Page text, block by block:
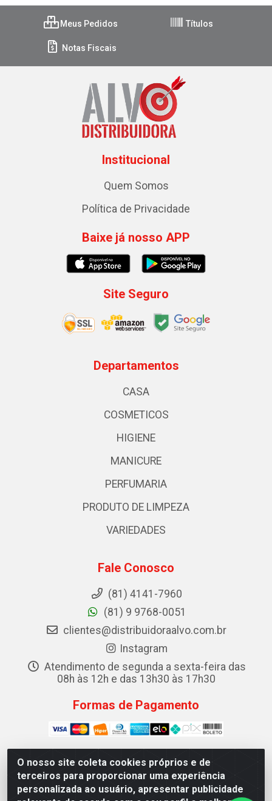
O nosso site coleta cookies próprios e de
terceiros para proporcionar uma experiência
personalizada ao usuário, apresentar publicidade
Meus Pedidos Títulos
Notas Fiscais
Institucional
Quem Somos
Política de Privacidade
Baixe já nosso APP
Site Seguro
Departamentos
CASA
COSMETICOS
HIGIENE
MANICURE
PERFUMARIA
PRODUTO DE LIMPEZA
VARIEDADES
Fale Conosco
(81) 4141-7960
(81) 9 9768-0051
clientes@distribuidoraalvo.com.br
Instagram
Atendimento de segunda a sexta-feira das
08h às 12h e das 13h30 às 17h30
Formas de Pagamento
ALVO DISTRIBUIDORA DE COSMÉTICOS LTDA - RUA
TEREZINA, 19 - IPSEP, RECIFE/PE - CEP 51.350-370 -